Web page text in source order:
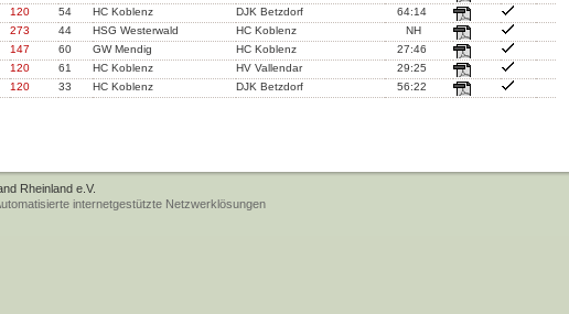
120 54 HC Koblenz DJK Betzdorf
64:14
273 44 HSG Westerwald HC Koblenz
NH
147 60 GW Mendig HC Koblenz
27:46
120 61 HC Koblenz HV Vallendar
29:25
120 33 HC Koblenz DJK Betzdorf 56:22
Rheinland e.V.
internetgestützte Netzwerklösungen